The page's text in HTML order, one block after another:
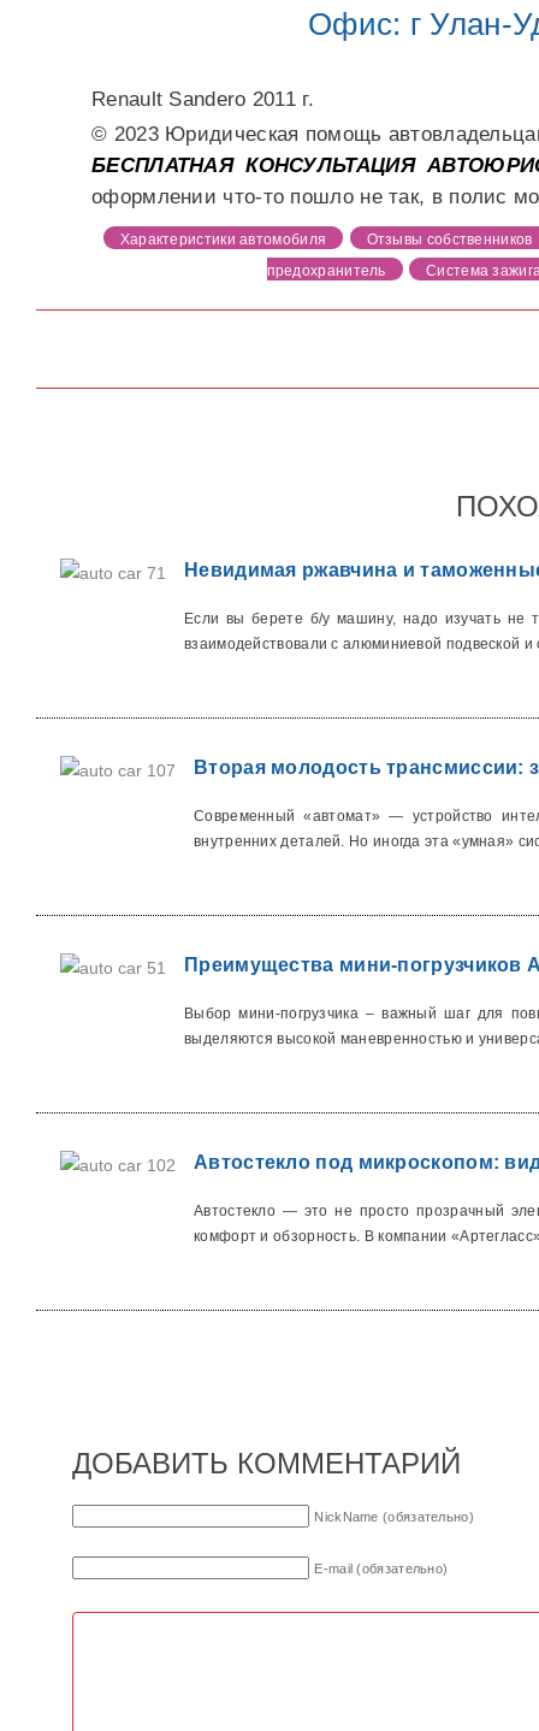
Офис: г Улан-
Renault Sandero 2011 г.
© 2023 Юридическая помощь
БЕСПЛАТНАЯ КОНСУЛЬТАЦИЯ
оформлении что-то пошло не так, в полис
Характеристики автомобиля
Отзывы собственников
предохранитель
Система
Невидимая ржавчина и
Если вы берете б/у машину, надо изучать не
взаимодействовали с алюминиевой подвеской и
Вторая молодость трансмиссии:
Современный «автомат» — устройство
внутренних деталей. Но иногда эта «умная»
Преимущества мини-
Выбор мини-погрузчика – важный шаг для
выделяются высокой маневренностью и
Автостекло под микроскопом:
Автостекло — это не просто прозрачный
комфорт и обзорность. В компании
ДОБАВИТЬ КОММЕНТАРИЙ
NickName (обязательно)
E-mail (обязательно)